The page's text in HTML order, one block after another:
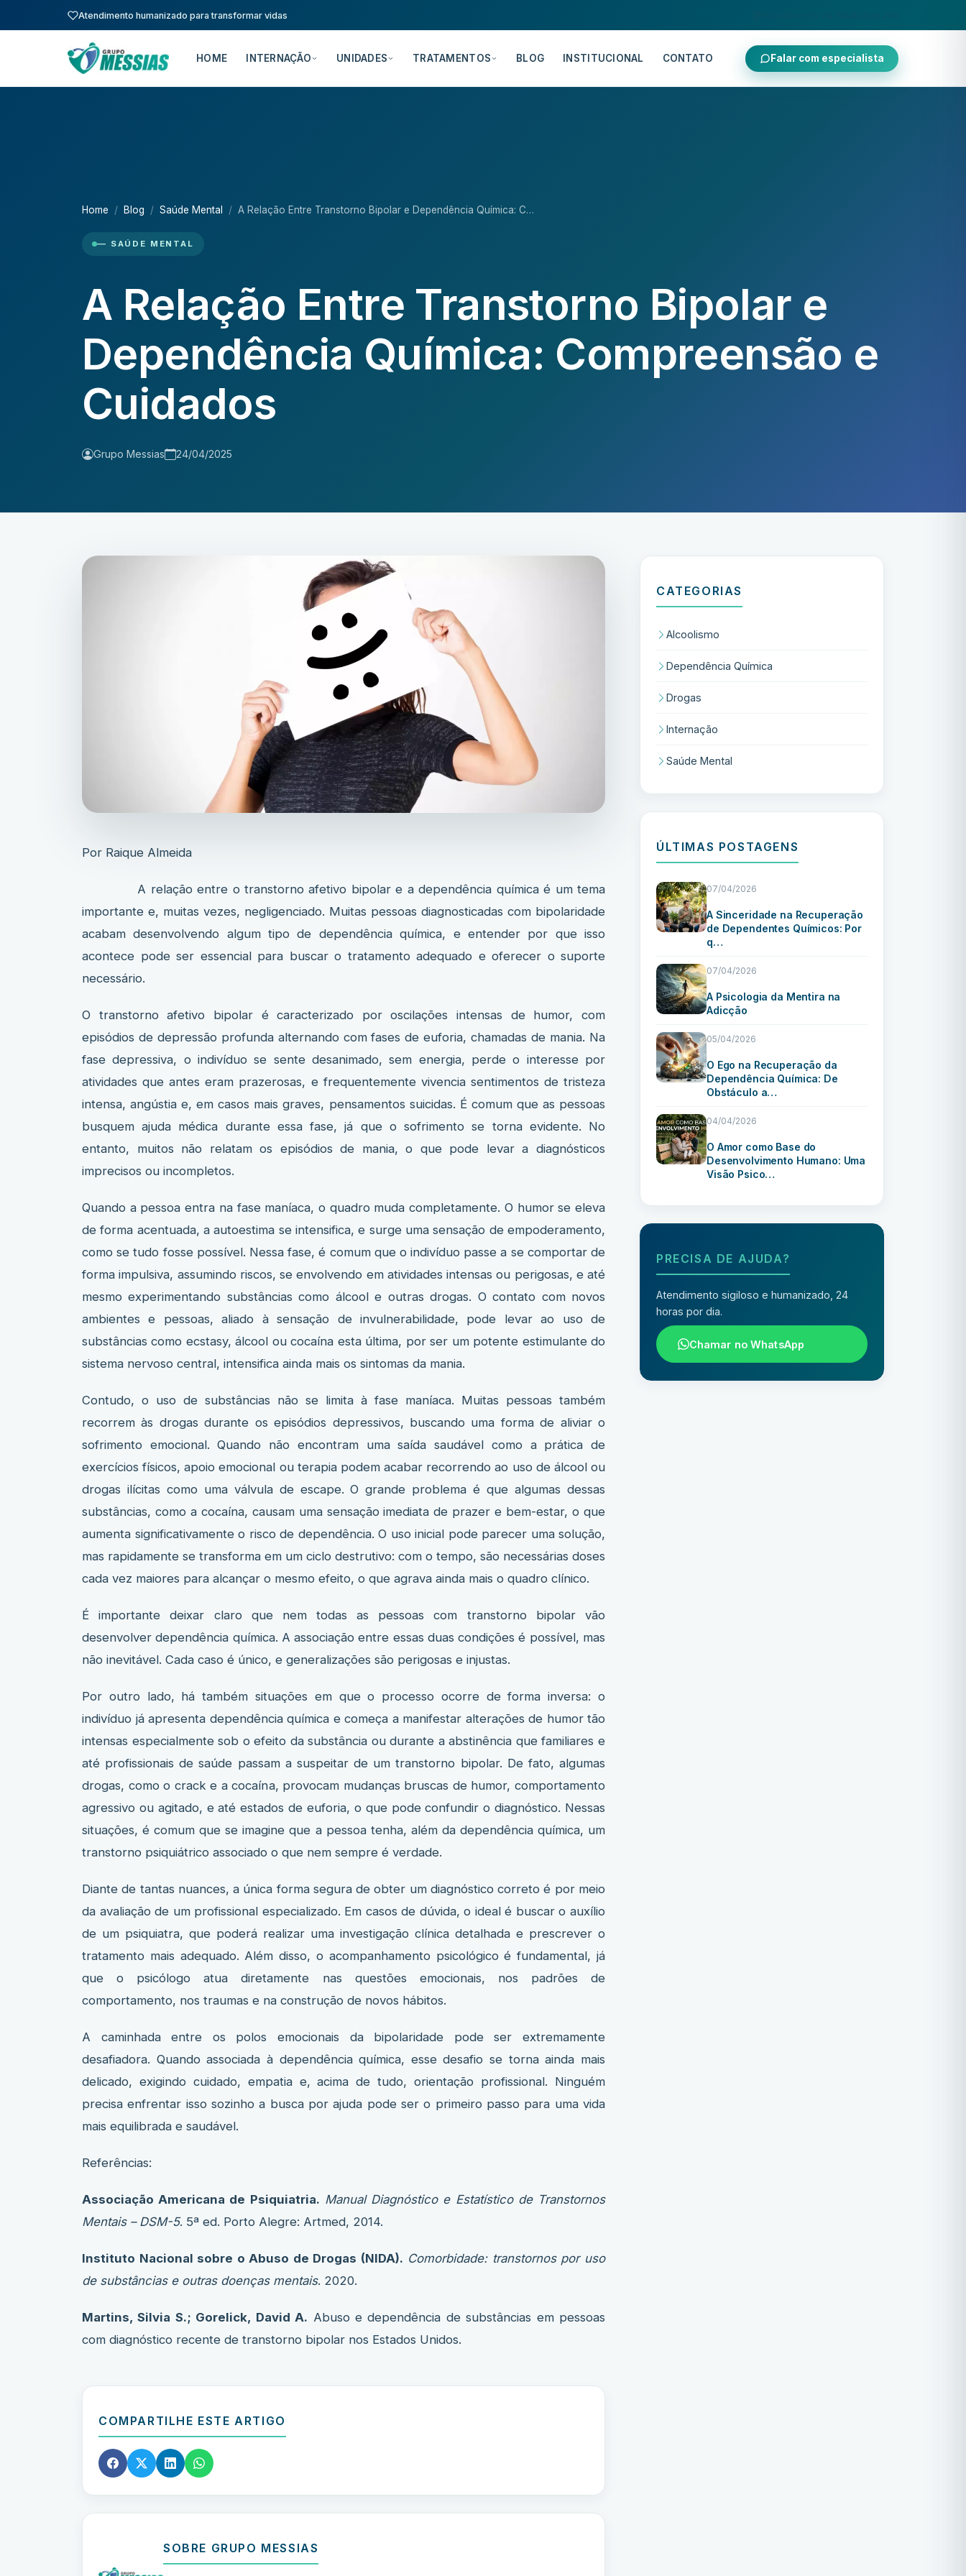
Atendimento humanizado para transformar vidas
HOME INTERNAÇÃO UNIDADES TRATAMENTOS BLOG INSTITUCIONAL CONTATO Falar com especialista
Home Blog Saúde Mental A Relação Entre Transtorno Bipolar e Dependência Química: C…
— SAÚDE MENTAL
A Relação Entre Transtorno Bipolar e
Dependência Química: Compreensão e
Cuidados
Grupo Messias 24/04/2025
Por Raique Almeida
A relação entre o transtorno afetivo bipolar e a dependência química é um tema
importante e, muitas vezes, negligenciado. Muitas pessoas diagnosticadas com bipolaridade
acabam desenvolvendo algum tipo de dependência química, e entender por que isso
acontece pode ser essencial para buscar o tratamento adequado e oferecer o suporte
necessário.
O transtorno afetivo bipolar é caracterizado por oscilações intensas de humor, com
episódios de depressão profunda alternando com fases de euforia, chamadas de mania. Na
fase depressiva, o indivíduo se sente desanimado, sem energia, perde o interesse por
atividades que antes eram prazerosas, e frequentemente vivencia sentimentos de tristeza
intensa, angústia e, em casos mais graves, pensamentos suicidas. É comum que as pessoas
busquem ajuda médica durante essa fase, já que o sofrimento se torna evidente. No
entanto, muitos não relatam os episódios de mania, o que pode levar a diagnósticos
imprecisos ou incompletos.
Quando a pessoa entra na fase maníaca, o quadro muda completamente. O humor se eleva
de forma acentuada, a autoestima se intensifica, e surge uma sensação de empoderamento,
como se tudo fosse possível. Nessa fase, é comum que o indivíduo passe a se comportar de
forma impulsiva, assumindo riscos, se envolvendo em atividades intensas ou perigosas, e até
mesmo experimentando substâncias como álcool e outras drogas. O contato com novos
ambientes e pessoas, aliado à sensação de invulnerabilidade, pode levar ao uso de
substâncias como ecstasy, álcool ou cocaína esta última, por ser um potente estimulante do
sistema nervoso central, intensifica ainda mais os sintomas da mania.
Contudo, o uso de substâncias não se limita à fase maníaca. Muitas pessoas também
recorrem às drogas durante os episódios depressivos, buscando uma forma de aliviar o
sofrimento emocional. Quando não encontram uma saída saudável como a prática de
exercícios físicos, apoio emocional ou terapia podem acabar recorrendo ao uso de álcool ou
drogas ilícitas como uma válvula de escape. O grande problema é que algumas dessas
substâncias, como a cocaína, causam uma sensação imediata de prazer e bem-estar, o que
aumenta significativamente o risco de dependência. O uso inicial pode parecer uma solução,
mas rapidamente se transforma em um ciclo destrutivo: com o tempo, são necessárias doses
cada vez maiores para alcançar o mesmo efeito, o que agrava ainda mais o quadro clínico.
É importante deixar claro que nem todas as pessoas com transtorno bipolar vão
desenvolver dependência química. A associação entre essas duas condições é possível, mas
não inevitável. Cada caso é único, e generalizações são perigosas e injustas.
Por outro lado, há também situações em que o processo ocorre de forma inversa: o
indivíduo já apresenta dependência química e começa a manifestar alterações de humor tão
intensas especialmente sob o efeito da substância ou durante a abstinência que familiares e
até profissionais de saúde passam a suspeitar de um transtorno bipolar. De fato, algumas
drogas, como o crack e a cocaína, provocam mudanças bruscas de humor, comportamento
agressivo ou agitado, e até estados de euforia, o que pode confundir o diagnóstico. Nessas
situações, é comum que se imagine que a pessoa tenha, além da dependência química, um
transtorno psiquiátrico associado o que nem sempre é verdade.
Diante de tantas nuances, a única forma segura de obter um diagnóstico correto é por meio
da avaliação de um profissional especializado. Em casos de dúvida, o ideal é buscar o auxílio
de um psiquiatra, que poderá realizar uma investigação clínica detalhada e prescrever o
tratamento mais adequado. Além disso, o acompanhamento psicológico é fundamental, já
que o psicólogo atua diretamente nas questões emocionais, nos padrões de
comportamento, nos traumas e na construção de novos hábitos.
A caminhada entre os polos emocionais da bipolaridade pode ser extremamente
desafiadora. Quando associada à dependência química, esse desafio se torna ainda mais
delicado, exigindo cuidado, empatia e, acima de tudo, orientação profissional. Ninguém
precisa enfrentar isso sozinho a busca por ajuda pode ser o primeiro passo para uma vida
mais equilibrada e saudável.
Referências:
Associação Americana de Psiquiatria. Manual Diagnóstico e Estatístico de Transtornos
Mentais – DSM-5. 5ª ed. Porto Alegre: Artmed, 2014.
Instituto Nacional sobre o Abuso de Drogas (NIDA). Comorbidade: transtornos por uso
de substâncias e outras doenças mentais. 2020.
Martins, Silvia S.; Gorelick, David A. Abuso e dependência de substâncias em pessoas
com diagnóstico recente de transtorno bipolar nos Estados Unidos.
COMPARTILHE ESTE ARTIGO
SOBRE GRUPO MESSIAS
CATEGORIAS
Alcoolismo
Dependência Química
Drogas
Internação
Saúde Mental
ÚLTIMAS POSTAGENS
07/04/2026
A Sinceridade na Recuperação
de Dependentes Químicos: Por
q…
07/04/2026
A Psicologia da Mentira na
Adicção
05/04/2026
O Ego na Recuperação da
Dependência Química: De
Obstáculo a…
04/04/2026
O Amor como Base do
Desenvolvimento Humano: Uma
Visão Psico…
PRECISA DE AJUDA?
Atendimento sigiloso e humanizado, 24
horas por dia.
Chamar no WhatsApp